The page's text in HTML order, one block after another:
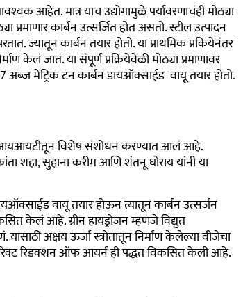
आहेत. मात्र याच उद्योगामुळे पर्यावरणाचंही मोठ्या
प्रमाणार कार्बन उत्सर्जित होत असतो. स्टील उत्पादन
ज्यातून कार्बन तयार होतो. या प्राथमिक प्रकियेनंतर
केलं जातं. या संपूर्ण प्रक्रियेवेळी मोठ्या प्रमाणावर
अब्ज मेट्रिक टन कार्बन डायऑक्साईड वायू तयार होतो.
आयआयटीतून विशेष संशोधन करण्यात आलं आहे.
शहा, सुहाना करीम आणि शंतनू घोराय यांनी या
वायू तयार होऊन त्यातून कार्बन उत्सर्जन
केलं आहे. ग्रीन हायड्रोजन म्हणजे विद्युत
अक्षय ऊर्जा स्त्रोतातून निर्माण केलेल्या वीजेचा
रिडक्शन ऑफ आयर्न ही पद्धत विकसित केली आहे.